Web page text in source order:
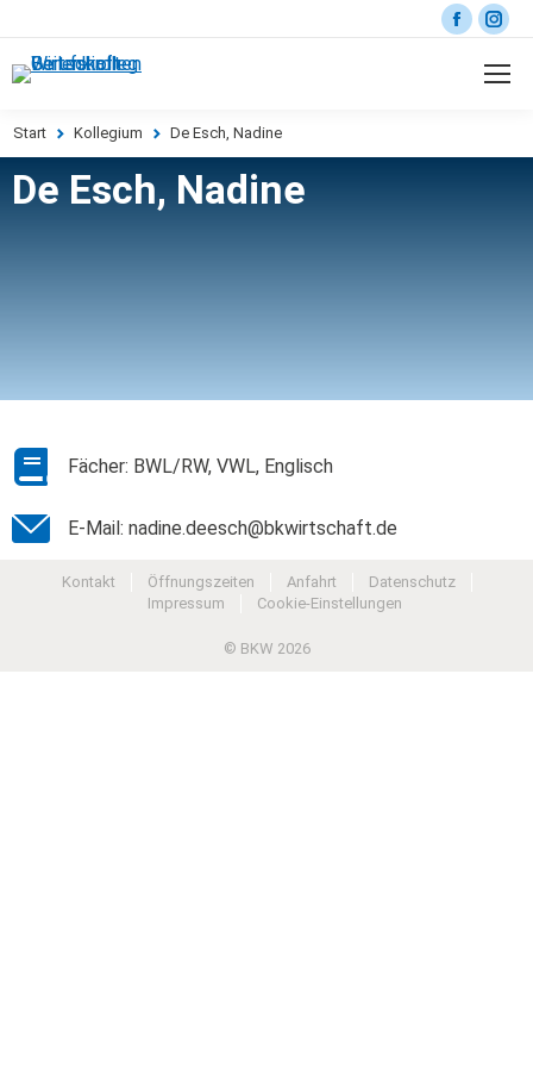
Sie befinden sich hier:
Start Kollegium De Esch, Nadine
De Esch, Nadine
Fächer: BWL/RW, VWL, Englisch
E-Mail: nadine.deesch@bkwirtschaft.de
Kontakt Öffnungszeiten Anfahrt
Datenschutz
Impressum
Cookie-Einstellungen
© BKW 2026